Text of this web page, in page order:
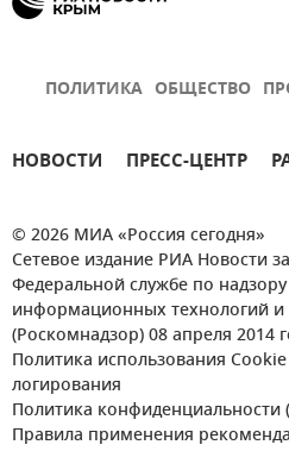
ПОЛИТИКА ОБЩЕСТВО
НОВОСТИ ПРЕСС-ЦЕНТР
© 2026 МИА «Россия сегодня»
Сетевое издание РИА Новости
Федеральной службе по
информационных технологий
(Роскомнадзор) 08 апреля 2014
Политика использования
логирования
Политика конфиденциальности
Правила применения